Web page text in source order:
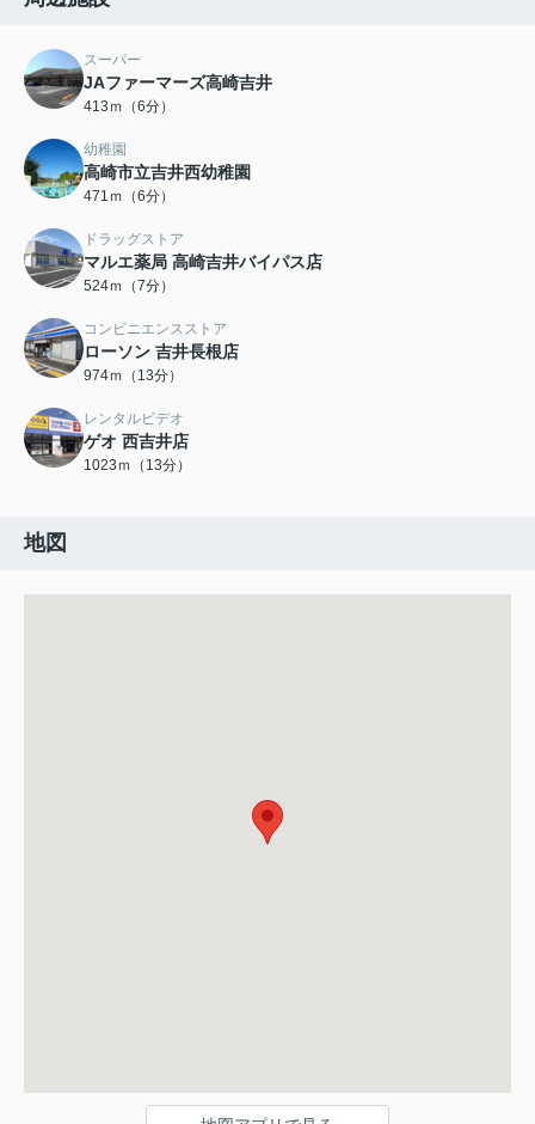
スーパー
JAファーマーズ高崎吉井
413ｍ（6分）
幼稚園
高崎市立吉井西幼稚園
471ｍ（6分）
ドラッグストア
マルエ薬局 高崎吉井バイパス店
524ｍ（7分）
コンビニエンスストア
ローソン 吉井長根店
974ｍ（13分）
レンタルビデオ
ゲオ 西吉井店
1023ｍ（13分）
地図